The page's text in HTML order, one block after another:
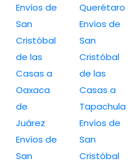
Envíos de
San
Cristóbal
de las
Casas a
Oaxaca
de
Juárez
Envíos de
San
Querétaro
Envíos de
San
Cristóbal
de las
Casas a
Tapachula
Envíos de
San
Cristóbal